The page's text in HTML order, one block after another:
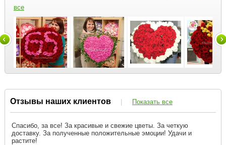
все
Отзывы наших клиентов | Показать все
Спасибо, за все! За красивые и свежие цветы. За четкую
доставку. За полученные положительные эмоции! Удачи и
растите!